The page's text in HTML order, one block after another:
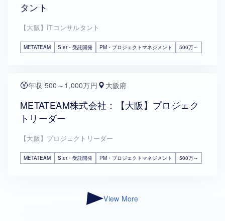
タント
【大阪】ITコンサルタント
METATEAM SIer・受託開発 PM・プロジェクトマネジメント 500万～
年収 500～1,000万円 大阪府
METATEAM株式会社：【大阪】プロジェク
トリーダー
【大阪】プロジェクトリーダー
METATEAM SIer・受託開発 PM・プロジェクトマネジメント 500万～
View More